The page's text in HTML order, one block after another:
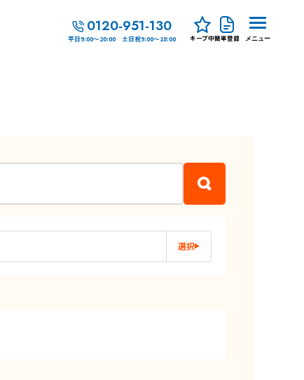
0120-951-130
平日9:00～20:00 土日祝9:00～18:00 キープ中簡単登録 メニュー
選択